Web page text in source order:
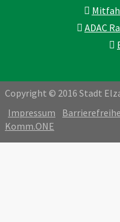
ADAC
Copyright © 2016 Stadt
Impressum
Komm.ONE